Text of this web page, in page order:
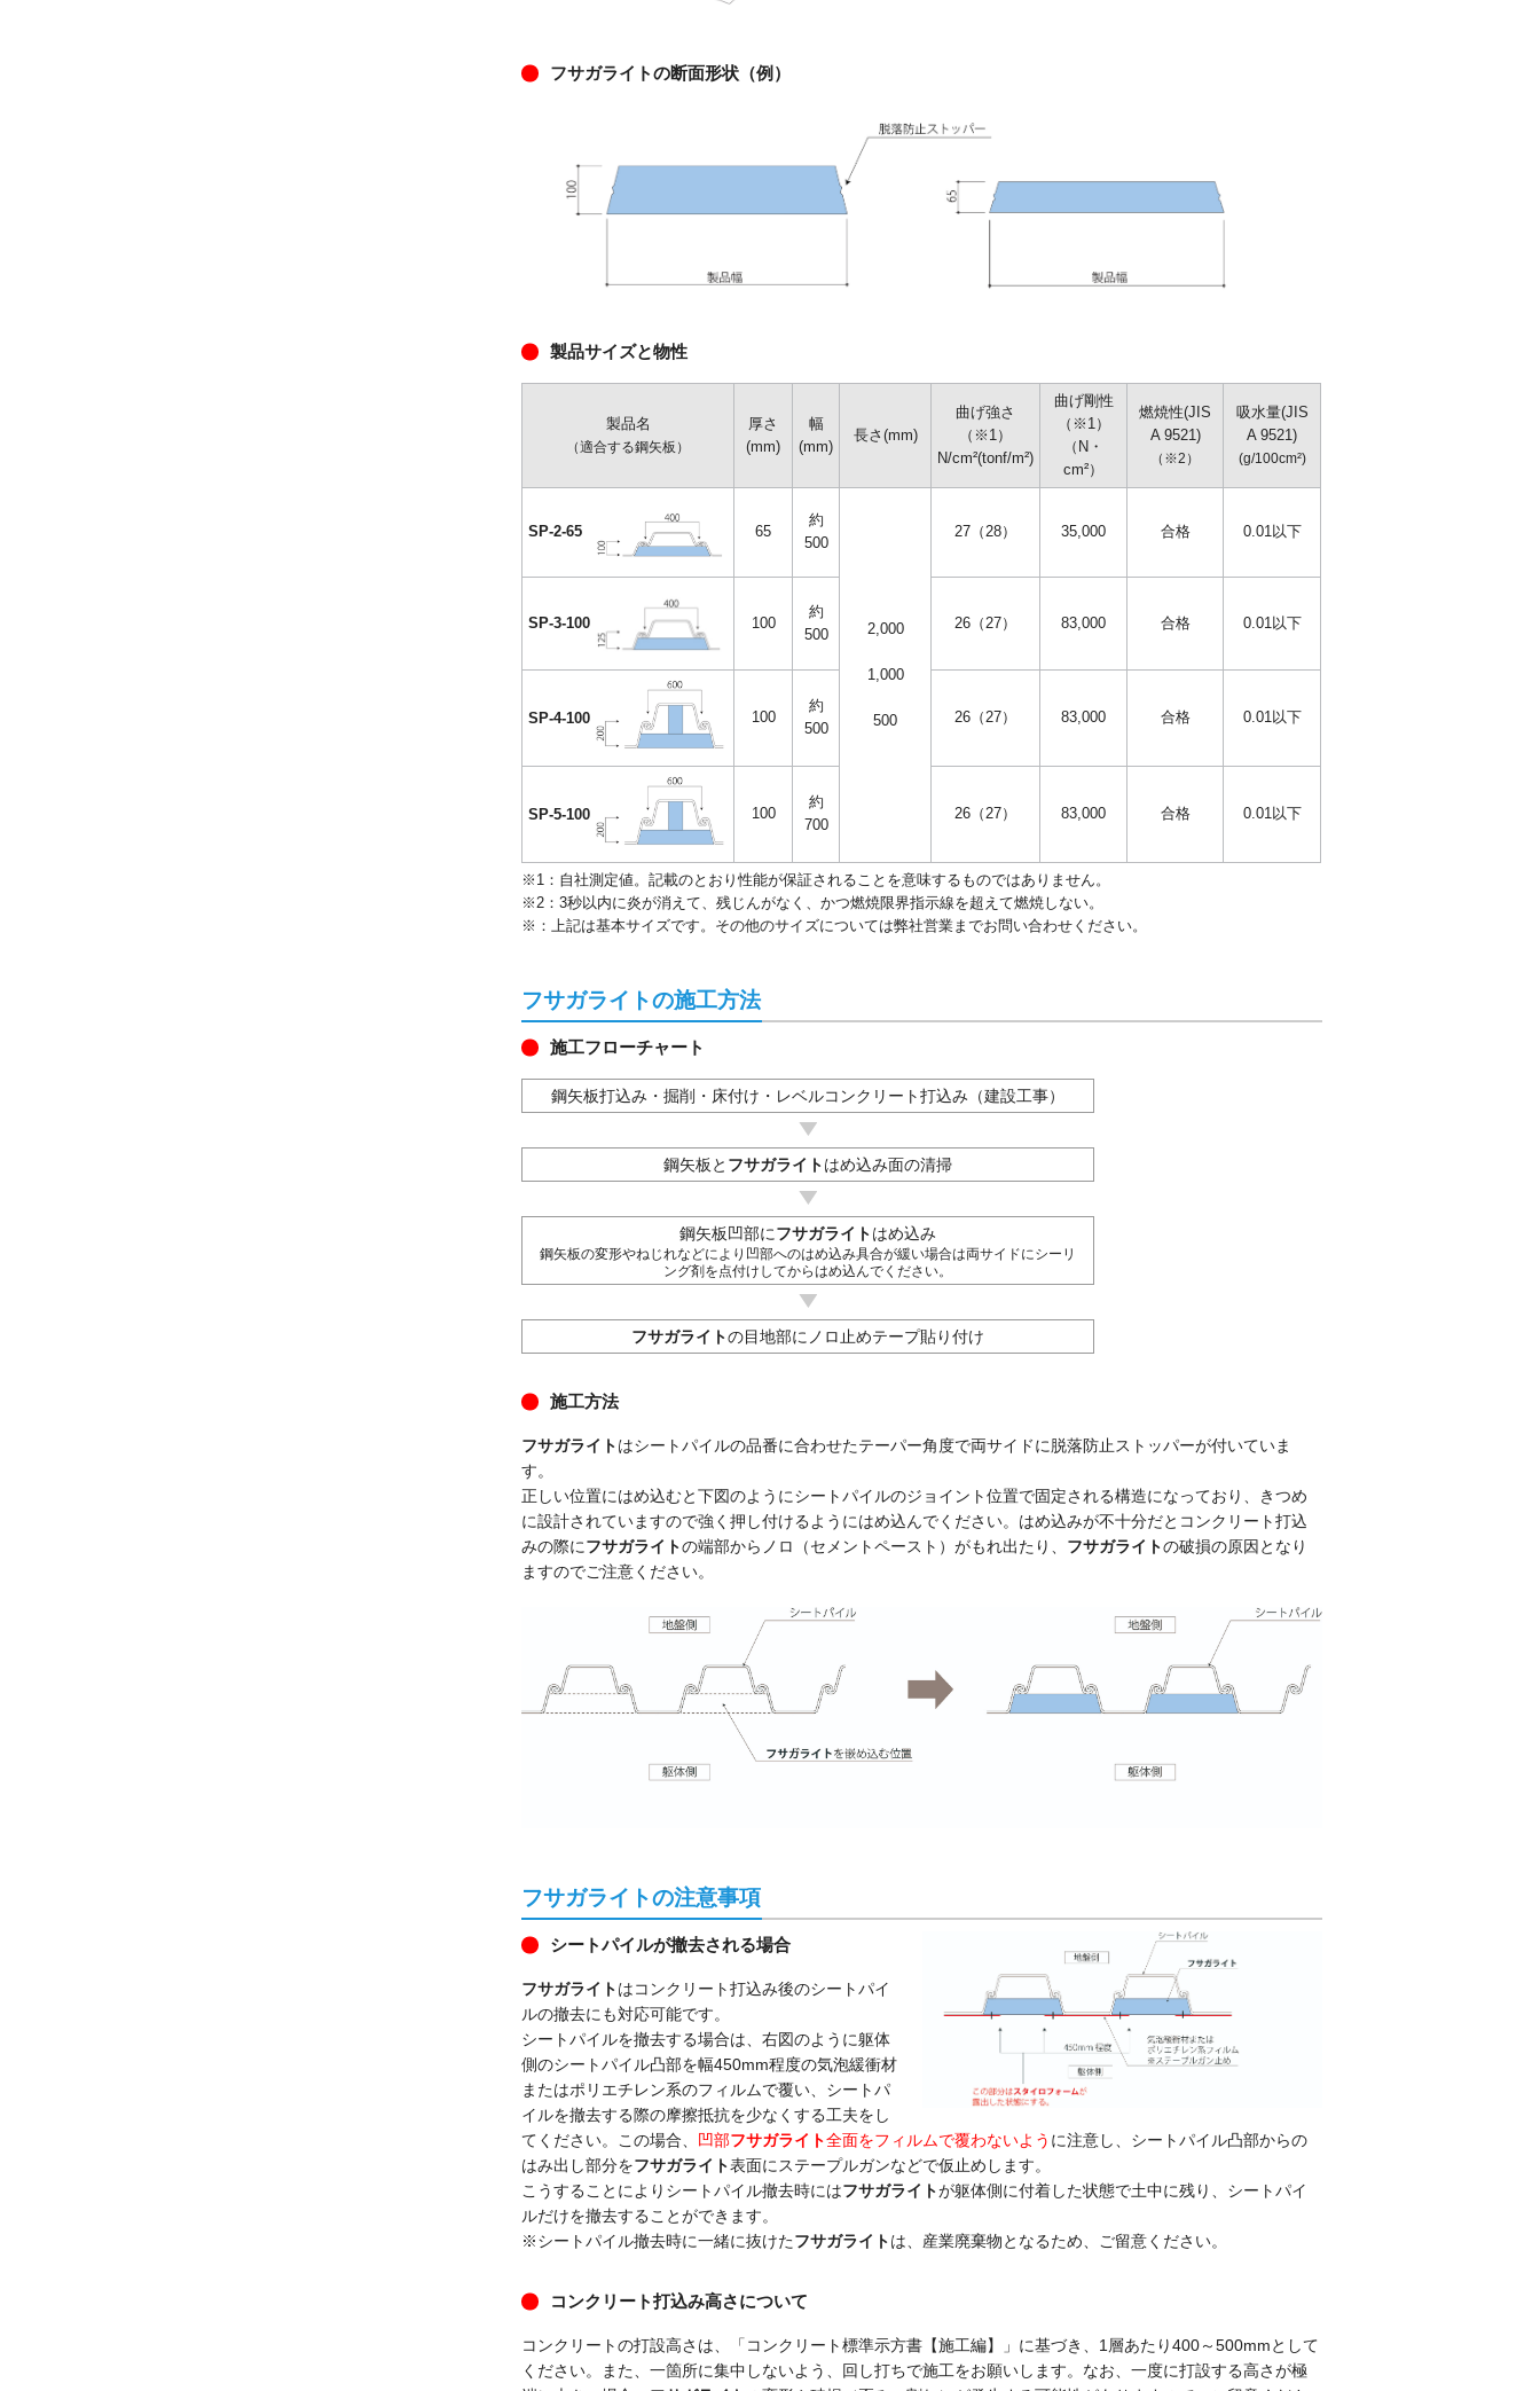
フサガライトの断面形状（例）
製品サイズと物性
製品名
（適合する鋼矢板）
厚さ
(mm)
幅
(mm)
長さ(mm)
曲げ強さ
（※1）
N/cm²(tonf/m²)
曲げ剛性
（※1）
（N・
cm²）
燃焼性(JIS
A 9521)
（※2）
吸水量(JIS
A 9521)
(g/100cm²)
SP-2-65 65
約
500
2,000
1,000
500
27（28） 35,000 合格 0.01以下
SP-3-100 100
約
500
26（27） 83,000 合格 0.01以下
SP-4-100 100
約
500
26（27） 83,000 合格 0.01以下
SP-5-100 100
約
700
26（27） 83,000 合格 0.01以下
※1：自社測定値。記載のとおり性能が保証されることを意味するものではありません。
※2：3秒以内に炎が消えて、残じんがなく、かつ燃焼限界指示線を超えて燃焼しない。
※：上記は基本サイズです。その他のサイズについては弊社営業までお問い合わせください。
フサガライトの施工方法
施工フローチャート
鋼矢板打込み・掘削・床付け・レベルコンクリート打込み（建設工事）
鋼矢板と フサガライトはめ込み面の清掃
鋼矢板凹部にフサガライトはめ込み
鋼矢板の変形やねじれなどにより凹部へのはめ込み具合が緩い場合は両サイドにシーリ
ング剤を点付けしてからはめ込んでください。
フサガライトの目地部にノロ止めテープ貼り付け
施工方法
フサガライトはシートパイルの品番に合わせたテーパー角度で両サイドに脱落防止ストッパーが付いていま
す。
正しい位置にはめ込むと下図のようにシートパイルのジョイント位置で固定される構造になっており、きつめ
に設計されていますので強く押し付けるようにはめ込んでください。はめ込みが不十分だとコンクリート打込
みの際にフサガライトの端部からノロ（セメントペースト）がもれ出たり、 フサガライトの破損の原因となり
ますのでご注意ください。
フサガライトの注意事項
シートパイルが撤去される場合
フサガライトはコンクリート打込み後のシートパイ
ルの撤去にも対応可能です。
シートパイルを撤去する場合は、右図のように躯体
側のシートパイル凸部を幅450mm程度の気泡緩衝材
またはポリエチレン系のフィルムで覆い、シートパ
イルを撤去する際の摩擦抵抗を少なくする工夫をし
てください。この場合、
凹部フサガライト全面をフィルムで覆わないよう に注意し、シートパイル凸部からの
はみ出し部分をフサガライト表面にステープルガンなどで仮止めします。
こうすることによりシートパイル撤去時にはフサガライトが躯体側に付着した状態で土中に残り、シートパイ
ルだけを撤去することができます。
※シートパイル撤去時に一緒に抜けたフサガライトは、産業廃棄物となるため、ご留意ください。
コンクリート打込み高さについて
コンクリートの打設高さは、「コンクリート標準示方書【施工編】」に基づき、1層あたり400～500mmとして
ください。また、一箇所に集中しないよう、回し打ちで施工をお願いします。なお、一度に打設する高さが極